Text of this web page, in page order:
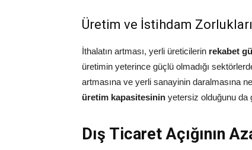
Üretim ve İstihdam Zorlukları
İthalatın artması, yerli üreticilerin rekabet
üretimin yeterince güçlü olmadığı
artmasına ve yerli sanayinin daralmasına
üretim kapasitesinin yetersiz olduğunu da
Dış Ticaret Açığının